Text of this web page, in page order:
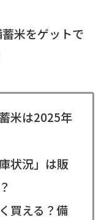
米をゲットで
米は2025年
状況」は販
買える？備